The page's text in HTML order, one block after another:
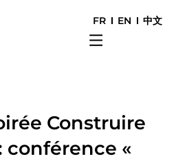
FR EN 中文
Construire
conférence «